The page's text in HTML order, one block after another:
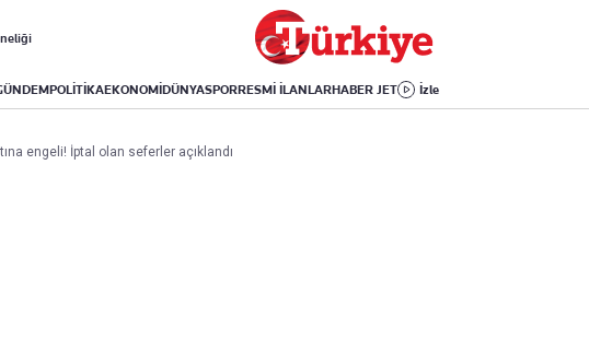
POLİTİKAEKONOMİDÜNYASPORRESMİ İLANLARHABER JET İzle
Durumu
Ligi
Avrupa
Amerika
İsrail-Gazze
Yaşam
Sağlık
Yemek
Kitap
engeli! İptal olan seferler açıklandı